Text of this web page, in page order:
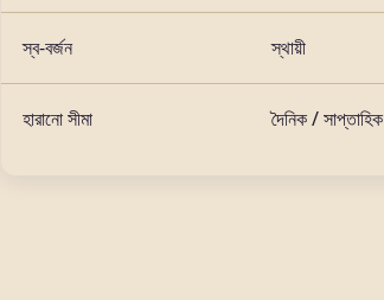
স্ব-বর্জন স্থায়ী
হারানো সীমা দৈনিক / সাপ্তাহিক